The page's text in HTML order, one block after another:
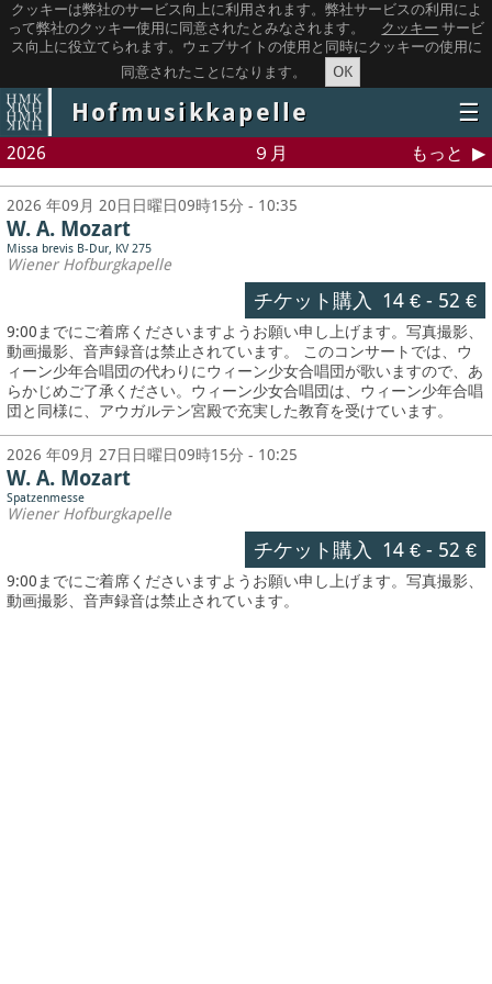
クッキーは弊社のサービス向上に利用されます。弊社サービスの利用によ
って弊社のクッキー使用に同意されたとみなされます。
クッキー サービ
ス向上に役立てられます。ウェブサイトの使用と同時にクッキーの使用に
同意されたことになります。
OK
Hofmusikkapelle ☰
2026 ９月 もっと
2026 年09月 20日日曜日09時15分 - 10:35
W. A. Mozart
Missa brevis B-Dur, KV 275
Wiener Hofburgkapelle
チケット購入 14 €- 52 €
9:00までにご着席くださいますようお願い申し上げます。写真撮影、
動画撮影、音声録音は禁止されています。 このコンサートでは、ウ
ィーン少年合唱団の代わりにウィーン少女合唱団が歌いますので、あ
らかじめご了承ください。ウィーン少女合唱団は、ウィーン少年合唱
団と同様に、アウガルテン宮殿で充実した教育を受けています。
2026 年09月 27日日曜日09時15分 - 10:25
W. A. Mozart
Spatzenmesse
Wiener Hofburgkapelle
チケット購入 14 €- 52 €
9:00までにご着席くださいますようお願い申し上げます。写真撮影、
動画撮影、音声録音は禁止されています。